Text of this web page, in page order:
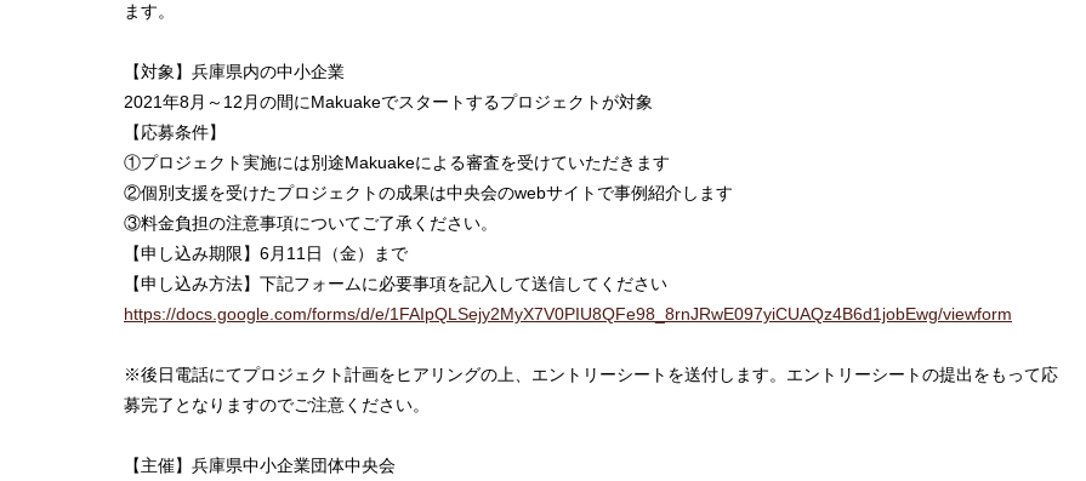
ます。
【対象】兵庫県内の中小企業
2021年8月～12月の間にMakuakeでスタートするプロジェクトが対象
【応募条件】
①プロジェクト実施には別途Makuakeによる審査を受けていただきます
②個別支援を受けたプロジェクトの成果は中央会のwebサイトで事例紹介します
③料金負担の注意事項についてご了承ください。
【申し込み期限】6月11日（金）まで
【申し込み方法】下記フォームに必要事項を記入して送信してください
https://docs.google.com/forms/d/e/1FAIpQLSejy2MyX7V0PIU8QFe98_8rnJRwE097yiCUAQz4B6d1jobEwg/viewform
※後日電話にてプロジェクト計画をヒアリングの上、エントリーシートを送付します。エントリーシートの提出をもって応
募完了となりますのでご注意ください。
【主催】兵庫県中小企業団体中央会